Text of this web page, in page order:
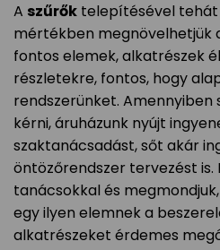
A szűrők telepítésével
mértékben megnövelhetjük
fontos elemek, alkatrészek
részletekre, fontos, hogy
rendszerünket.
kérni, áruházunk nyújt
szaktanácsadást, sőt akár
öntözőrendszer tervezést
tanácsokkal és
egy ilyen elemnek a
alkatrészeket érdemes